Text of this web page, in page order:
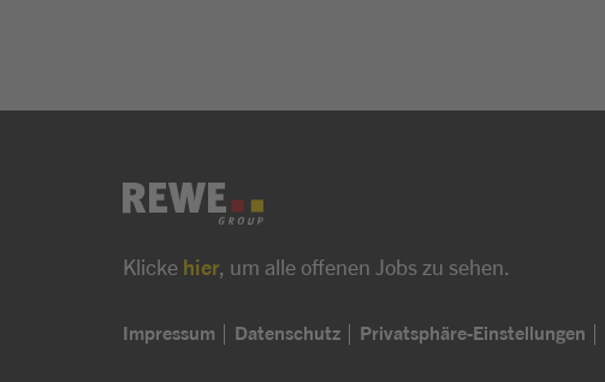
Klicke hier , um alle offenen Jobs zu sehen.
Impressum Datenschutz Privatsphäre-Einstellungen